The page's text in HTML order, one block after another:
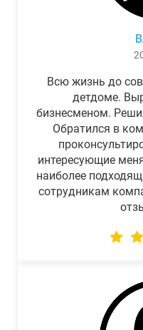
Всю жизнь до
детдоме.
бизнесменом.
Обратился в
интересующие
наиболее
сотрудникам